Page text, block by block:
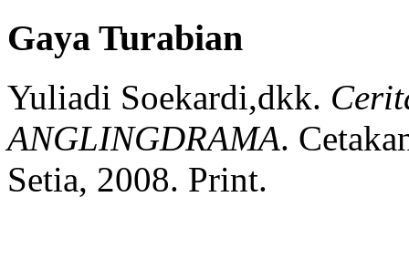
Gaya Turabian
Yuliadi Soekardi,dkk.
ANGLINGDRAMA.
Setia, 2008. Print.